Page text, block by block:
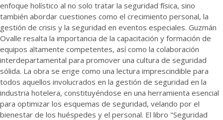
enfoque holístico al no solo tratar la seguridad física, sino
también abordar cuestiones como el crecimiento personal, la
gestión de crisis y la seguridad en eventos especiales. Guzmán
Ovalle resalta la importancia de la capacitación y formación de
equipos altamente competentes, así como la colaboración
interdepartamental para promover una cultura de seguridad
sólida. La obra se erige como una lectura imprescindible para
todos aquellos involucrados en la gestión de seguridad en la
industria hotelera, constituyéndose en una herramienta esencial
para optimizar los esquemas de seguridad, velando por el
bienestar de los huéspedes y el personal. El libro "Seguridad